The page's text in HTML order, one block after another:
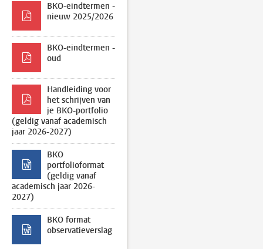
BKO-eindtermen -
nieuw 2025/2026
BKO-eindtermen -
oud
Handleiding voor
het schrijven van
je BKO-portfolio
(geldig vanaf academisch
jaar 2026-2027)
BKO
portfolioformat
(geldig vanaf
academisch jaar 2026-
2027)
BKO format
observatieverslag